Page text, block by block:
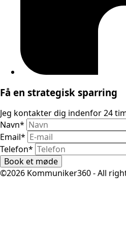
Få en strategisk sparring
Jeg kontakter dig indenfor 24
Navn*
Email*
Telefon*
Book et møde
©2026 Kommuniker360 - All